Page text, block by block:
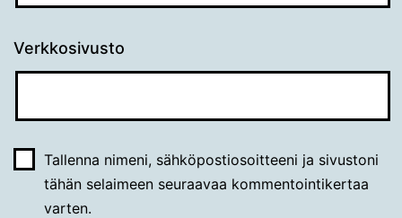
Verkkosivusto
Tallenna nimeni, sähköpostiosoitteeni ja sivustoni
tähän selaimeen seuraavaa kommentointikertaa
varten.